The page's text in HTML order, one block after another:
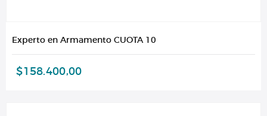
Experto en Armamento CUOTA 10
$158.400,00